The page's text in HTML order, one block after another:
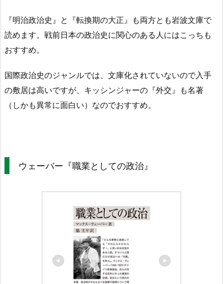
『明治政治史』と『転換期の大正』も両方とも岩波文庫で
読めます。戦前日本の政治史に関心のある人にはこっちも
おすすめ。
国際政治史のジャンルでは、文庫化されていないので入手
の敷居は高いですが、キッシンジャーの『外交』も名著
（しかも異常に面白い）なのでおすすめ。
ウェーバー『職業としての政治』